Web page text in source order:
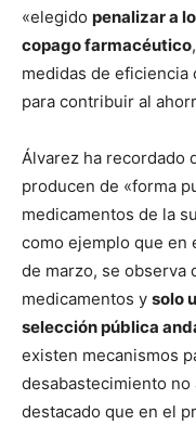
«elegido penalizar a
copago farmacéutico
medidas de eficiencia
para contribuir al
Álvarez ha recordado
producen de «forma
medicamentos de la
como ejemplo que en
de marzo, se observa
medicamentos y solo
selección pública
existen mecanismos
desabastecimiento no
destacado que en el